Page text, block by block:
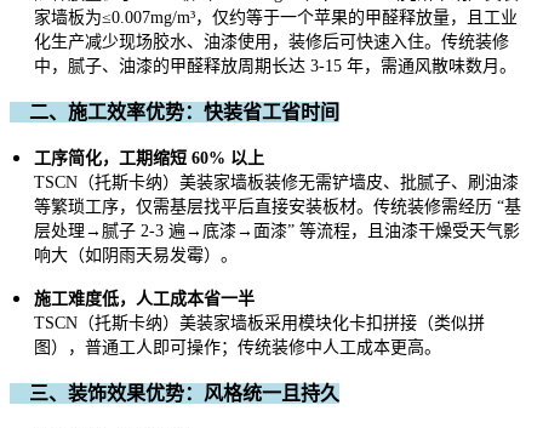
家墙板为≤0.007mg/m³，仅约等于一个苹果的甲醛释放量，且工业
化生产减少现场胶水、油漆使用，装修后可快速入住。传统装修
中，腻子、油漆的甲醛释放周期长达 3-15 年，需通风散味数月。
二、施工效率优势：快装省工省时间
工序简化，工期缩短 60% 以上
TSCN （托斯卡纳） 美装家墙板装修无需铲墙皮、批腻子、刷油漆
等繁琐工序，仅需基层找平后直接安装板材。传统装修需经历 “基
层处理→腻子 2-3 遍→底漆→面漆” 等流程，且油漆干燥受天气影
响大（如阴雨天易发霉）。
施工难度低，人工成本省一半
TSCN （托斯卡纳） 美装家墙板采用模块化卡扣拼接（类似拼
图），普通工人即可操作；传统装修中人工成本更高。
三、装饰效果优势：风格统一且持久